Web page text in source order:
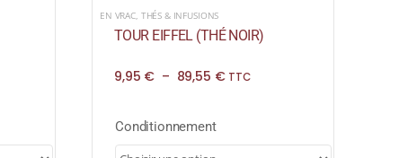
EN VRAC, THÉS & INFUSIONS
TOUR EIFFEL (THÉ NOIR)
9,95 € – 89,55 €Plage
89,55 €
TTC
Conditionnement